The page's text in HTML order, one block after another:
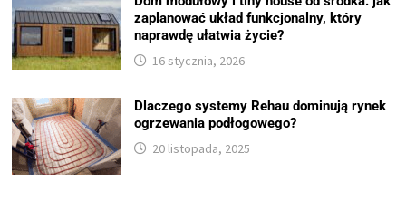
zaplanować układ funkcjonalny, który
naprawdę ułatwia życie?
16 stycznia, 2026
Dlaczego systemy Rehau dominują rynek
ogrzewania podłogowego?
20 listopada, 2025